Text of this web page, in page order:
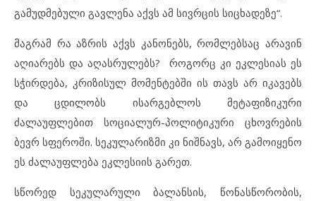
გამუდმებული გავლენა აქვს ამ სივრცის სიცხადეზე“.
მაგრამ რა აზრის აქვს კანონებს, რომლებსაც არავინ
აღიარებს და აღასრულებს? როგორც კი ეკლესიას ეს
სჭირდება, კრიზისულ მომენტებში ის თავს არ იკავებს
და ცდილობს ისარგებლოს მეტაფიზიკური
ძალაუფლებით სოციალურ-პოლიტიკური ცხოვრების
ბევრ სფეროში. სეკულარიზმი კი ნიშნავს, არ გამოიყენო
ეს ძალაუფლება ეკლესიის გარეთ.
სწორედ სეკულარული ბალანსის, წონასწორობის,